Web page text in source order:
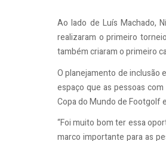
Ao lado de Luís Machado,
realizaram o primeiro
também criaram o primeiro
O planejamento de inclusão
espaço que as pessoas
Copa do Mundo de Footgolf
“Foi muito bom ter essa
marco importante para as